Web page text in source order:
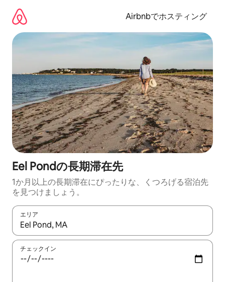
Airbnbでホスティング
Eel Pondの長期滞在先
1か月以上の長期滞在にぴったりな、くつろげる宿泊先
を見つけましょう。
エリア
検索結果が表示されたら、上下の矢印キーを使って移動するか
チェックイン